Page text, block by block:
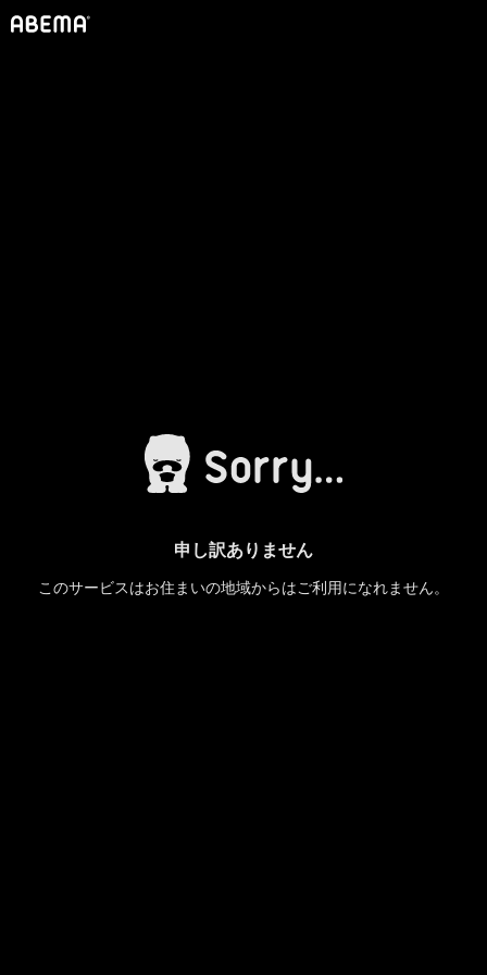
申し訳ありません
このサービスはお住まいの地域からはご利用になれません。